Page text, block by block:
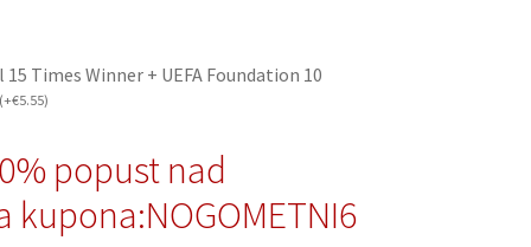
15 Times Winner + UEFA Foundation 10
+€5.55)
popust nad
kupona:NOGOMETNI6